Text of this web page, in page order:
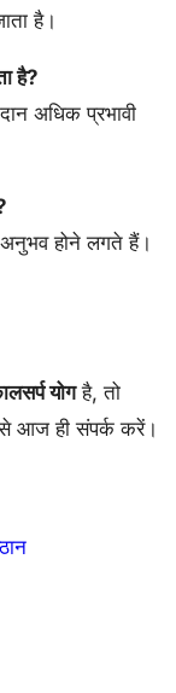
है।
है?
अधिक प्रभावी
अनुभव होने लगते हैं।
योगहै, तो
से आज ही संपर्क करें।